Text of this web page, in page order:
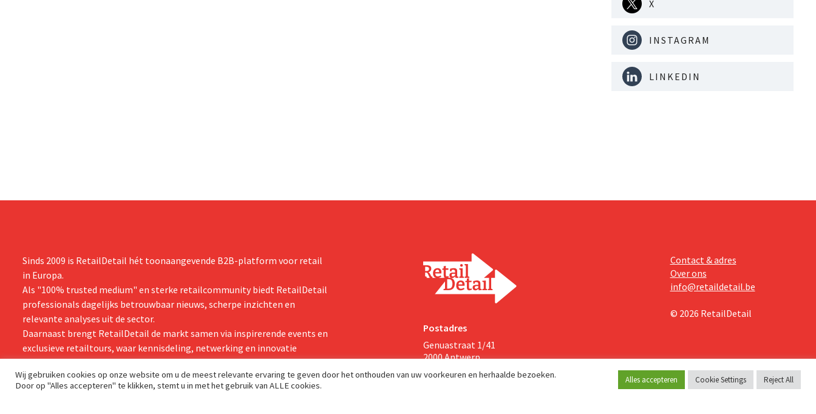
X
INSTAGRAM
LINKEDIN
Sinds 2009 is RetailDetail hét toonaangevende B2B-platform voor retail
in Europa.
Als "100% trusted medium" en sterke retailcommunity biedt RetailDetail
professionals dagelijks betrouwbaar nieuws, scherpe inzichten en
relevante analyses uit de sector.
Daarnaast brengt RetailDetail de markt samen via inspirerende events en
exclusieve retailtours, waar kennisdeling, netwerking en innovatie
centraal staan.
Postadres
Genuastraat 1/41
2000 Antwerp
Contact & adres
Over ons
info@retaildetail.be
© 2026 RetailDetail
Wij gebruiken cookies op onze website om u de meest relevante ervaring te geven door het onthouden van uw voorkeuren en herhaalde bezoeken.
Door op "Alles accepteren" te klikken, stemt u in met het gebruik van ALLE cookies.
Alles accepteren Cookie Settings Reject All